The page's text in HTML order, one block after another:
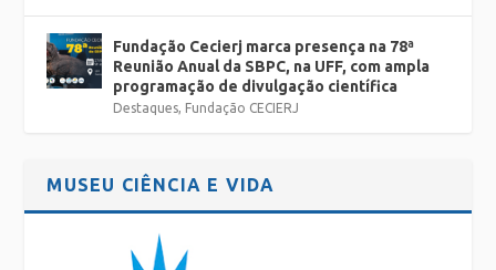
Fundação Cecierj marca presença na 78ª
Reunião Anual da SBPC, na UFF, com ampla
programação de divulgação científica
Destaques, Fundação CECIERJ
MUSEU CIÊNCIA E VIDA